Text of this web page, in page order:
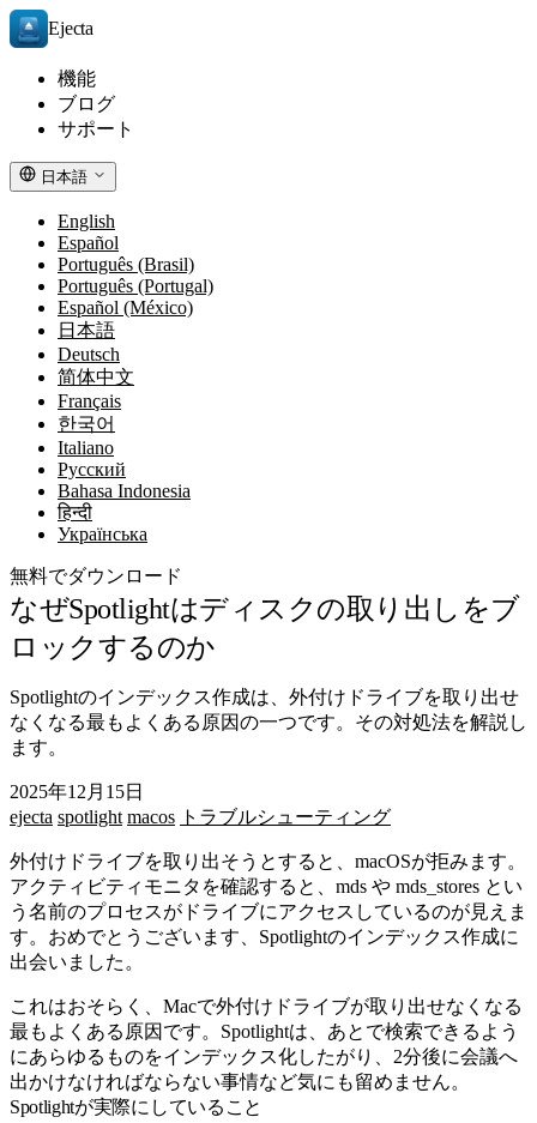
Ejecta
機能
ブログ
サポート
日本語
English
Español
Português (Brasil)
Português (Portugal)
Español (México)
日本語
Deutsch
简体中文
Français
한국어
Italiano
Русский
Bahasa Indonesia
हिन्दी
Українська
無料でダウンロード
なぜSpotlightはディスクの取り出しをブ
ロックするのか
Spotlightのインデックス作成は、外付けドライブを取り出せ
なくなる最もよくある原因の一つです。その対処法を解説し
ます。
2025年12月15日
ejecta spotlight macos トラブルシューティング
外付けドライブを取り出そうとすると、macOSが拒みます。
アクティビティモニタを確認すると、 mds や mds_stores とい
う名前のプロセスがドライブにアクセスしているのが見えま
す。おめでとうございます、Spotlightのインデックス作成に
出会いました。
これはおそらく、Macで外付けドライブが取り出せなくなる
最もよくある原因です。Spotlightは、あとで検索できるよう
にあらゆるものをインデックス化したがり、2分後に会議へ
出かけなければならない事情など気にも留めません。
Spotlightが実際にしていること